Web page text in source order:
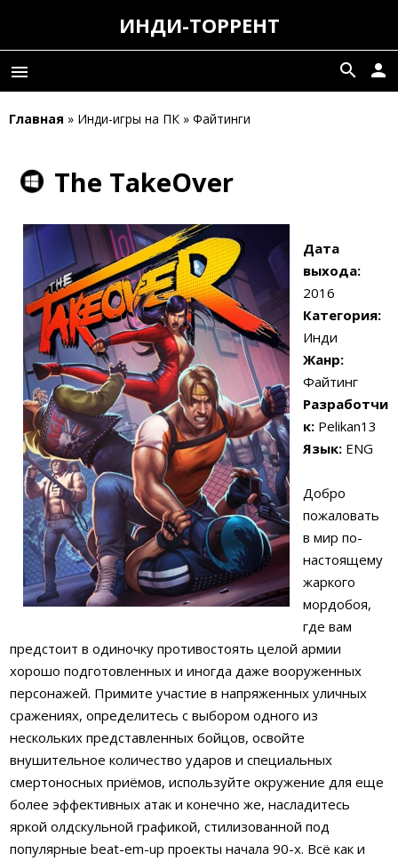
ИНДИ-ТОРРЕНТ
menu person
search
Главная » Инди-игры на ПК » Файтинги
The TakeOver
Дата
выхода:
2016
Категория:
Инди
Жанр:
Файтинг
Разработчи
к: Pelikan13
Язык: ENG
Добро
пожаловать
в мир по-
настоящему
жаркого
мордобоя,
где вам
предстоит в одиночку противостоять целой армии
хорошо подготовленных и иногда даже вооруженных
персонажей. Примите участие в напряженных уличных
сражениях, определитесь с выбором одного из
нескольких представленных бойцов, освойте
внушительное количество ударов и специальных
смертоносных приёмов, используйте окружение для еще
более эффективных атак и конечно же, насладитесь
яркой олдскульной графикой, стилизованной под
популярные beat-em-up проекты начала 90-х. Всё как и